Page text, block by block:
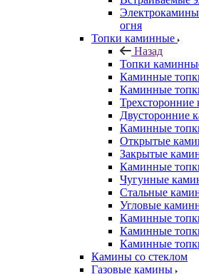
огня
Топки каминные
Назад
Топки
Каминные
Каминные
Двусторонние
Каминные
Открытые
Закрытые
Каминные
Чугунные
Стальные
Угловые
Каминные
Каминные
Каминные
Камины со стеклом
Газовые камины